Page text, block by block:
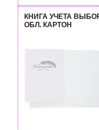
КНИГА УЧЕТА
ОБЛ. КАРТОН